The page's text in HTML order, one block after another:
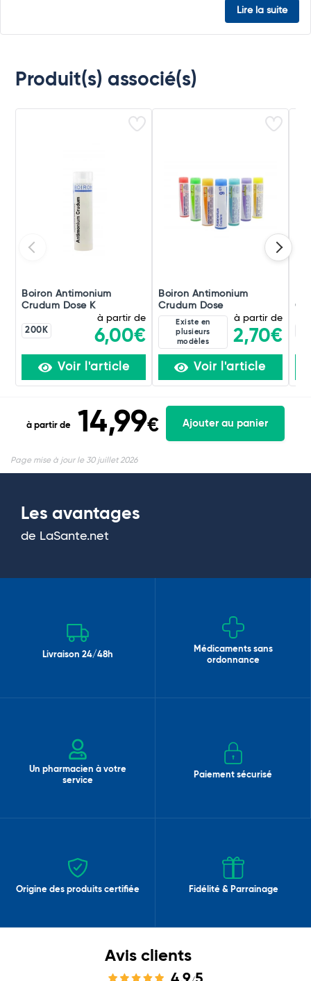
Lire la suite
Produit(s) associé(s)
Boiron Antimonium
Crudum Dose K
200K
à partir de
6,00€
Voir l'article
Boiron Antimonium
Crudum Dose
Existe en
plusieurs
modèles
à partir de
2,70€
Voir l'article
à partir de 14,99€ Ajouter au panier
Page mise à jour le 30 juillet 2026
Les avantages
de LaSante.net
Livraison 24/48h
Médicaments sans
ordonnance
Un pharmacien à votre
service
Paiement sécurisé
Origine des produits certifiée Fidélité & Parrainage
Avis clients